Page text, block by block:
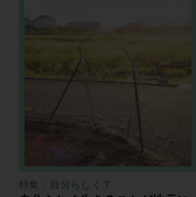
特集：自分らしく？